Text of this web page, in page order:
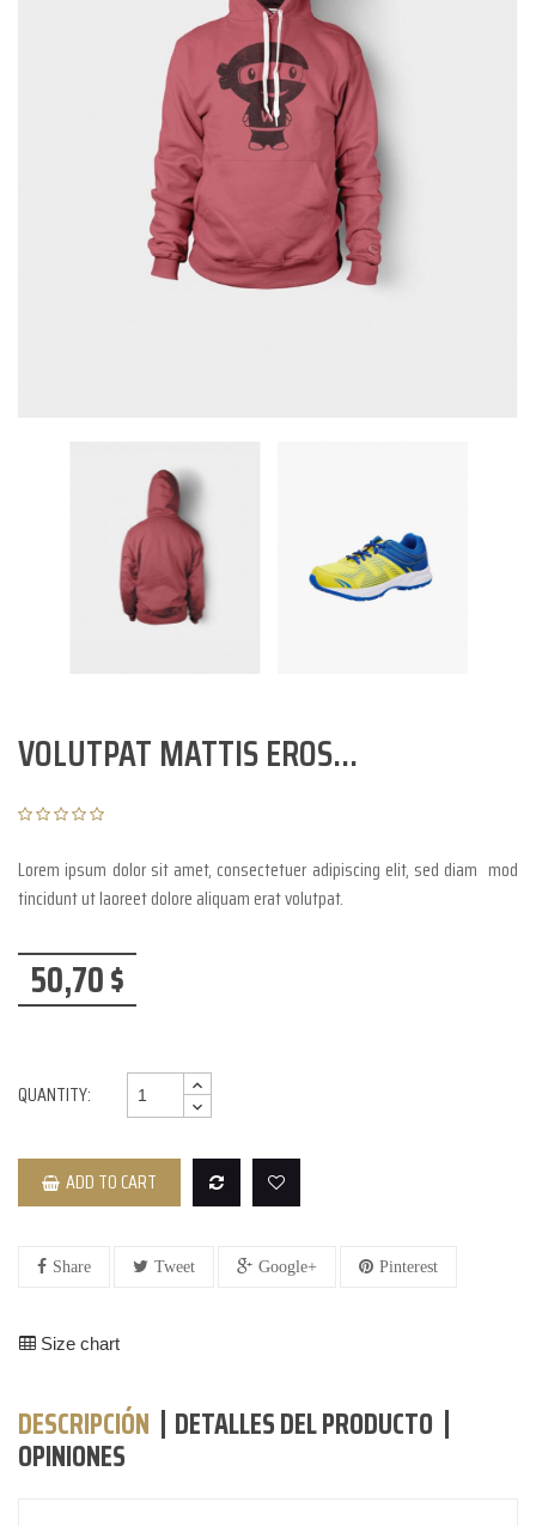
VOLUTPAT MATTIS EROS...
Lorem ipsum dolor sit amet, consectetuer adipiscing elit, sed diam mod
tincidunt ut laoreet dolore aliquam erat volutpat.
50,70 $
QUANTITY:
ADD TO CART
Share Tweet Google+ Pinterest
Size chart
DESCRIPCIÓN DETALLES DEL PRODUCTO
OPINIONES